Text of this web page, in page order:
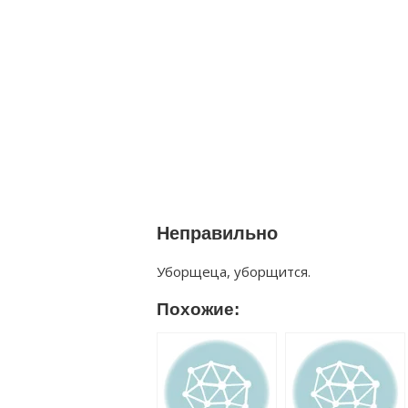
Неправильно
Уборщеца, уборщится.
Похожие: